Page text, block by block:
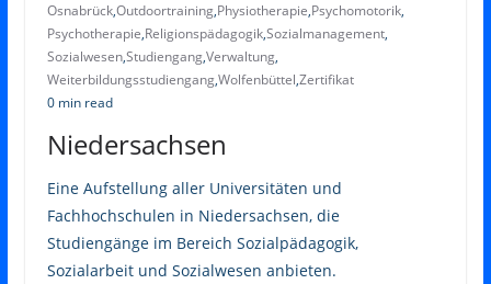
Osnabrück,Outdoortraining,Physiotherapie,Psychomotorik,
Psychotherapie,Religionspädagogik,Sozialmanagement,
Sozialwesen,Studiengang,Verwaltung,
Weiterbildungsstudiengang,Wolfenbüttel,Zertifikat
0 min read
Niedersachsen
Eine Aufstellung aller Universitäten und
Fachhochschulen in Niedersachsen, die
Studiengänge im Bereich Sozialpädagogik,
Sozialarbeit und Sozialwesen anbieten.